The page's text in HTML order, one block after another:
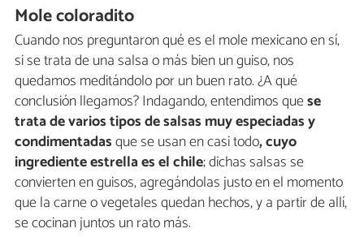
Mole coloradito
Cuando nos preguntaron qué es el mole mexicano en sí,
si se trata de una salsa o más bien un guiso, nos
quedamos meditándolo por un buen rato. ¿A qué
conclusión llegamos? Indagando, entendimos quese
trata de varios tipos de salsas muy especiadas y
condimentadasque se usan en casi todo, cuyo
ingrediente estrella es el chile; dichas salsas se
convierten en guisos, agregándolas justo en el momento
que la carne o vegetales quedan hechos, y a partir de allí,
se cocinan juntos un rato más.